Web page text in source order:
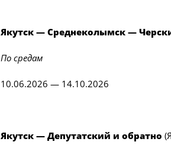
Якутск — Среднеколымск —
По средам
10.06.2026 — 14.10.2026
Якутск — Депутатский и обратно